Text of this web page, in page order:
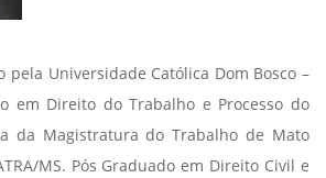
pela Universidade Católica Dom Bosco –
em Direito do Trabalho e Processo do
da Magistratura do Trabalho de Mato
MS. Pós Graduado em Direito Civil e